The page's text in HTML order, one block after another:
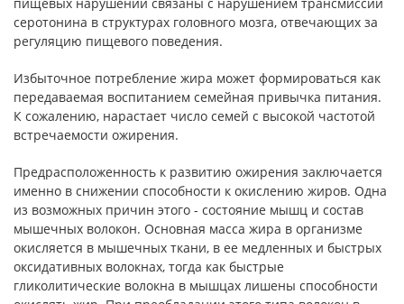
серотонина в структурах головного мозга, отвечающих за
регуляцию пищевого поведения.
Избыточное потребление жира может формироваться как
передаваемая воспитанием семейная привычка питания.
К сожа­лению, нарастает число семей с высокой частотой
встречаемости ожирения.
Предрасположенность к развитию ожирения заключает­ся
именно в снижении способности к окислению жиров. Одна
из возможных причин этого - состояние мышц и состав
мышечных волокон. Основная масса жира в организме
окисляется в мышеч­ных ткани, в ее медленных и быстрых
оксидативных волокнах, тогда как быстрые
гликолитические волокна в мышцах лишены способности